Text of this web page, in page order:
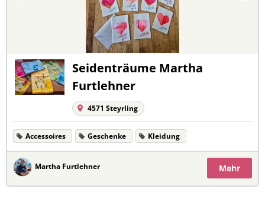
Seidenträume Martha
Furtlehner
4571 Steyrling
Accessoires Geschenke Kleidung
Martha Furtlehner Mehr